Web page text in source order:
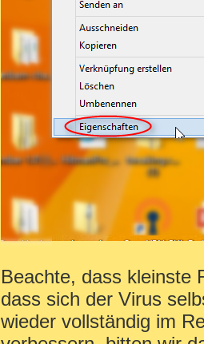
Beachte, dass kleinste
dass sich der Virus
wieder vollständig im